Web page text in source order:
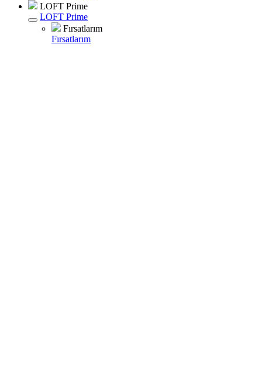
LOFT Prime
LOFT Prime
Fırsatlarım
Fırsatlarım